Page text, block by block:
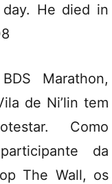
He died in
Marathon,
de Ni’lin tem
Como
da
The Wall, os